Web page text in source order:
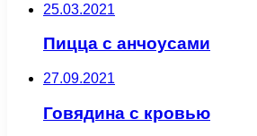
25.03.2021
Пицца с анчоусами
27.09.2021
Говядина с кровью